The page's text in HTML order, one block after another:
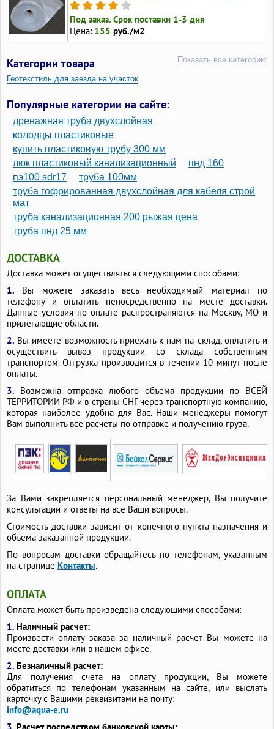
Под заказ. Срок поставки 1-3 дня
Цена: 155 руб./м2
Категории товара Показать все категории:
Геотекстиль для заезда на участок
Популярные категории на сайте:
дренажная труба двухслойная
колодцы пластиковые
купить пластиковую трубу 300 мм
люк пластиковый канализационный
пнд 160
пэ100 sdr17
труба 100мм
труба гофрированная двухслойная для кабеля строй
мат
труба канализационная 200 рыжая цена
труба пнд 25 мм
ДОСТАВКА
Доставка может осуществляться следующими способами:
1. Вы можете заказать весь необходимый материал по
телефону и оплатить непосредственно на месте доставки.
Данные условия по оплате распространяются на Москву, МО и
прилегающие области.
2. Вы имеете возможность приехать к нам на склад, оплатить и
осуществить вывоз продукции со склада собственным
транспортом. Отгрузка производится в течении 10 минут после
оплаты.
3. Возможна отправка любого объема продукции по ВСЕЙ
ТЕРРИТОРИИ РФ и в страны СНГ через транспортную компанию,
которая наиболее удобна для Вас. Наши менеджеры помогут
Вам выполнить все расчеты по отправке и получению груза.
За Вами закрепляется персональный менеджер, Вы получите
консультации и ответы на все Ваши вопросы.
Стоимость доставки зависит от конечного пункта назначения и
объема заказанной продукции.
По вопросам доставки обращайтесь по телефонам, указанным
на странице Контакты.
ОПЛАТА
Оплата может быть произведена следующими способами:
1. Наличный расчет:
Произвести оплату заказа за наличный расчет Вы можете на
месте доставки или в нашем офисе.
2. Безналичный расчет:
Для получения счета на оплату продукции, Вы можете
обратиться по телефонам указанным на сайте, или выслать
карточку с Вашими реквизитами на почту:
info@aqua-e.ru